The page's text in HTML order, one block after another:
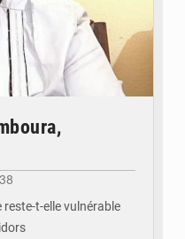
reste-t-elle vulnérable